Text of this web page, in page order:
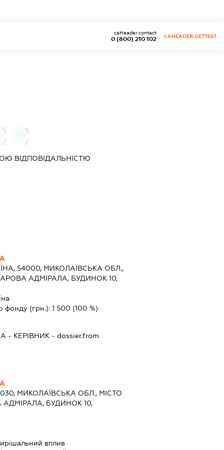
0 (800) 210 102
caHeader.contact
CAHEADER.GETTEST
ВІДПОВІДАЛЬНІСТЮ
54000, МИКОЛАЇВСЬКА ОБЛ.,
АДМІРАЛА, БУДИНОК 10,
фонду (грн.): 1 500 (100 %)
- КЕРІВНИК - dossier.from
МИКОЛАЇВСЬКА ОБЛ., МІСТО
БУДИНОК 10,
вплив